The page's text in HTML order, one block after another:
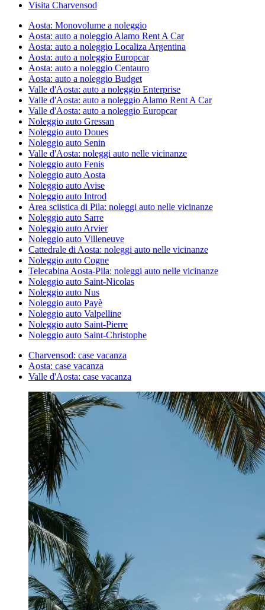
Visita Charvensod
Aosta: Monovolume a noleggio
Aosta: auto a noleggio Alamo Rent A Car
Aosta: auto a noleggio Localiza Argentina
Aosta: auto a noleggio Europcar
Aosta: auto a noleggio Centauro
Aosta: auto a noleggio Budget
Valle d'Aosta: auto a noleggio Enterprise
Valle d'Aosta: auto a noleggio Alamo Rent A Car
Valle d'Aosta: auto a noleggio Europcar
Noleggio auto Gressan
Noleggio auto Doues
Noleggio auto Senin
Valle d'Aosta: noleggi auto nelle vicinanze
Noleggio auto Fenis
Noleggio auto Aosta
Noleggio auto Avise
Noleggio auto Introd
Area sciistica di Pila: noleggi auto nelle vicinanze
Noleggio auto Sarre
Noleggio auto Arvier
Noleggio auto Villeneuve
Cattedrale di Aosta: noleggi auto nelle vicinanze
Noleggio auto Cogne
Telecabina Aosta-Pila: noleggi auto nelle vicinanze
Noleggio auto Saint-Nicolas
Noleggio auto Nus
Noleggio auto Payè
Noleggio auto Valpelline
Noleggio auto Saint-Pierre
Noleggio auto Saint-Christophe
Charvensod: case vacanza
Aosta: case vacanza
Valle d'Aosta: case vacanza